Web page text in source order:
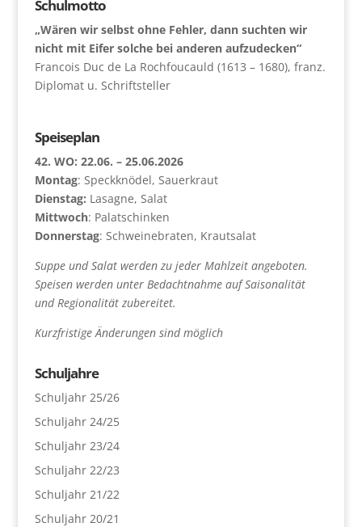
Schulmotto
„Wären wir selbst ohne Fehler, dann suchten wir
nicht mit Eifer solche bei anderen aufzudecken“
Francois Duc de La Rochfoucauld (1613 – 1680), franz.
Diplomat u. Schriftsteller
Speiseplan
42. WO: 22.06. – 25.06.2026
Montag: Speckknödel, Sauerkraut
Dienstag: Lasagne, Salat
Mittwoch: Palatschinken
Donnerstag: Schweinebraten, Krautsalat
Suppe und Salat werden zu jeder Mahlzeit angeboten.
Speisen werden unter Bedachtnahme auf Saisonalität
und Regionalität zubereitet.
Kurzfristige Änderungen sind möglich
Schuljahre
Schuljahr 25/26
Schuljahr 24/25
Schuljahr 23/24
Schuljahr 22/23
Schuljahr 21/22
Schuljahr 20/21